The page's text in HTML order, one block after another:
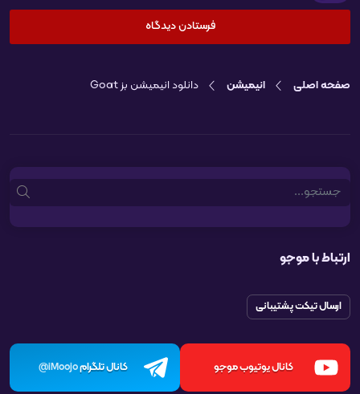
صفحه اصلی انیمیشن دانلود انیمیشن بز Goat
Search
ارتباط با موجو
ارسال تیکت پشتیبانی
کانال یوتیوب موجو کانال تلگرامiMoojo@